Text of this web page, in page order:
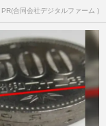
PR(合同会社デジタルファーム )